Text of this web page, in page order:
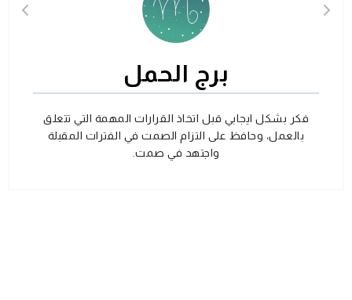
برج الحمل
فكر بشكل ايجابي قبل اتخاذ القرارات المهمة التي تتعلق
بالعمل، وحافظ على التزام الصمت في الفترات المقبلة
واجتهد في صمت.